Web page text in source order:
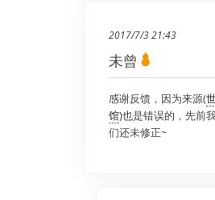
2017/7/3 21:43
未曾
感谢反馈，因为来源(
馆)也是错误的，先前
们还未修正~